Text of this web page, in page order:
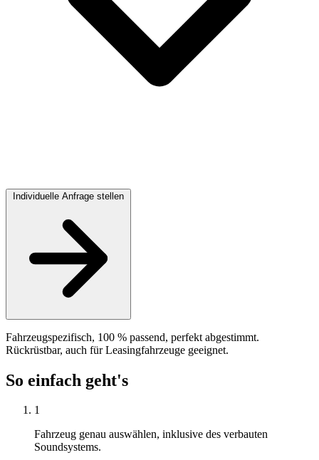
Individuelle Anfrage stellen
Fahrzeugspezifisch, 100 % passend, perfekt abgestimmt.
Rückrüstbar, auch für Leasingfahrzeuge geeignet.
So einfach geht's
1
Fahrzeug genau auswählen, inklusive des verbauten
Soundsystems.